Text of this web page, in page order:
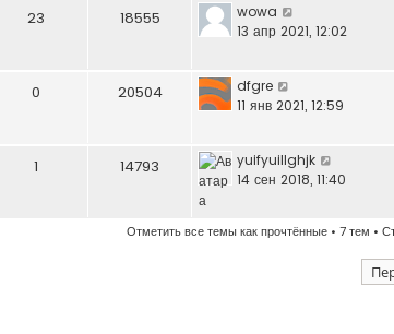
23 18555
wowa
13 апр 2021, 12:02
0 20504
dfgre
11 янв 2021, 12:59
1 14793
yuifyuillghjk
14 сен 2018, 11:40
Отметить все темы как прочтённые • 7 тем •